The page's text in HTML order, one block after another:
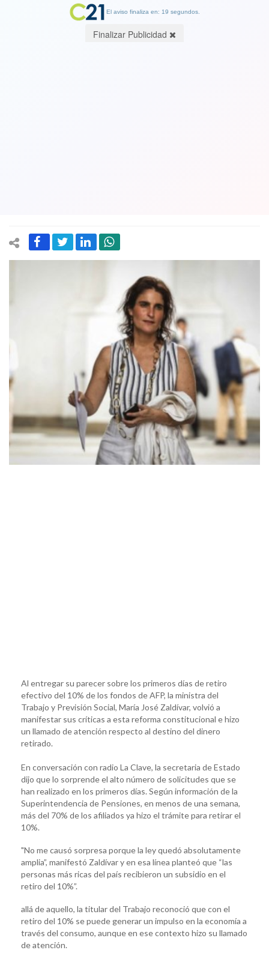
Al entregar su parecer sobre los primeros días de retiro
efectivo del 10% de los fondos de AFP, la ministra del
Trabajo y Previsión Social, María José Zaldívar, volvió a
manifestar sus críticas a esta reforma constitucional e hizo
un llamado de atención respecto al destino del dinero
retirado.
En conversación con radio La Clave, la secretaria de Estado
dijo que lo sorprende el alto número de solicitudes que se
han realizado en los primeros días. Según información de la
Superintendencia de Pensiones, en menos de una semana,
más del 70% de los afiliados ya hizo el trámite para retirar el
10%.
"No me causó sorpresa porque la ley quedó absolutamente
amplia”, manifestó Zaldívar y en esa línea planteó que “las
personas más ricas del país recibieron un subsidio en el
retiro del 10%”.
allá de aquello, la titular del Trabajo reconoció que con el
retiro del 10% se puede generar un impulso en la economía a
través del consumo, aunque en ese contexto hizo su llamado
de atención.
El aviso finaliza en: 19 segundos.
Finalizar Publicidad